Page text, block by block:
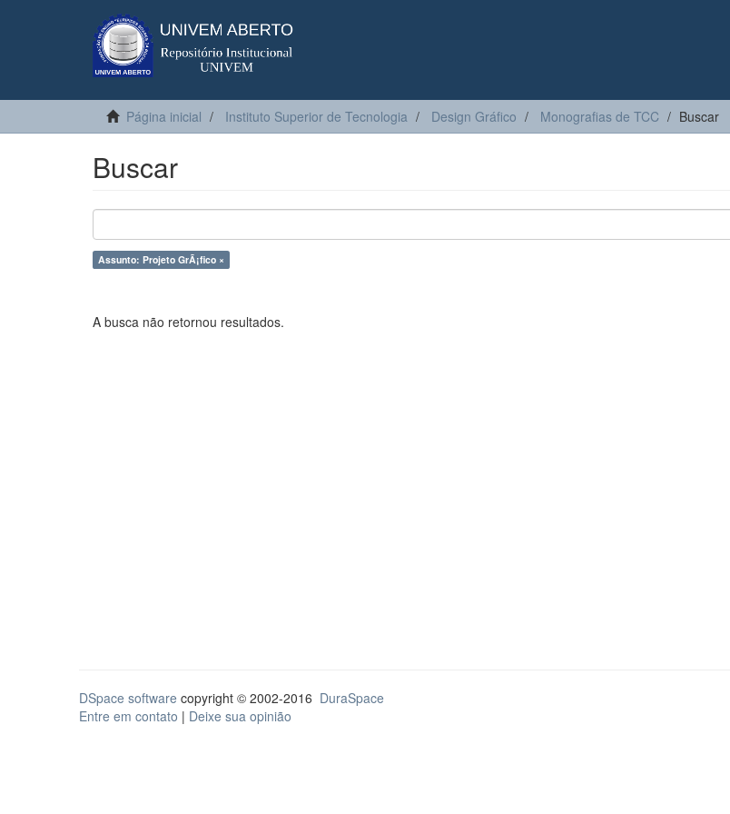
Página inicial Instituto Superior de Tecnologia Design Gráfico Monografias de TCC Buscar
Buscar
Assunto: Projeto GrÃ¡fico ×
A busca não retornou resultados.
DSpace software copyright © 2002-2016 DuraSpace
Entre em contato | Deixe sua opinião